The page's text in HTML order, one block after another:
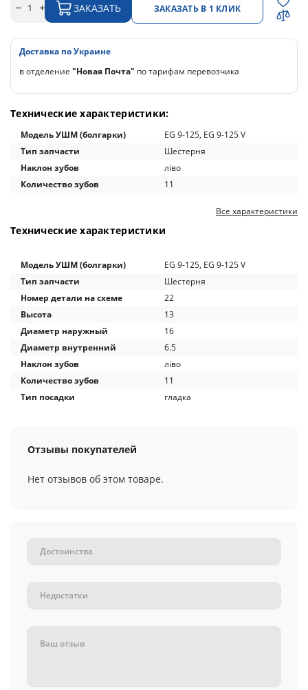
ЗАКАЗАТЬ ЗАКАЗАТЬ В 1 КЛИК
Доставка по Украине
в отделение "Новая Почта" по тарифам перевозчика
Технические характеристики:
Модель УШМ (болгарки)
EG 9-125, EG 9-125 V
Тип запчасти
Шестерня
Наклон зубов
ліво
Количество зубов
11
Все характеристики
Технические характеристики
Модель УШМ (болгарки)
EG 9-125, EG 9-125 V
Тип запчасти
Шестерня
Номер детали на схеме
22
Высота
13
Диаметр наружный
16
Диаметр внутренний
6.5
Наклон зубов
ліво
Количество зубов
11
Тип посадки
гладка
Отзывы покупателей
Нет отзывов об этом товаре.